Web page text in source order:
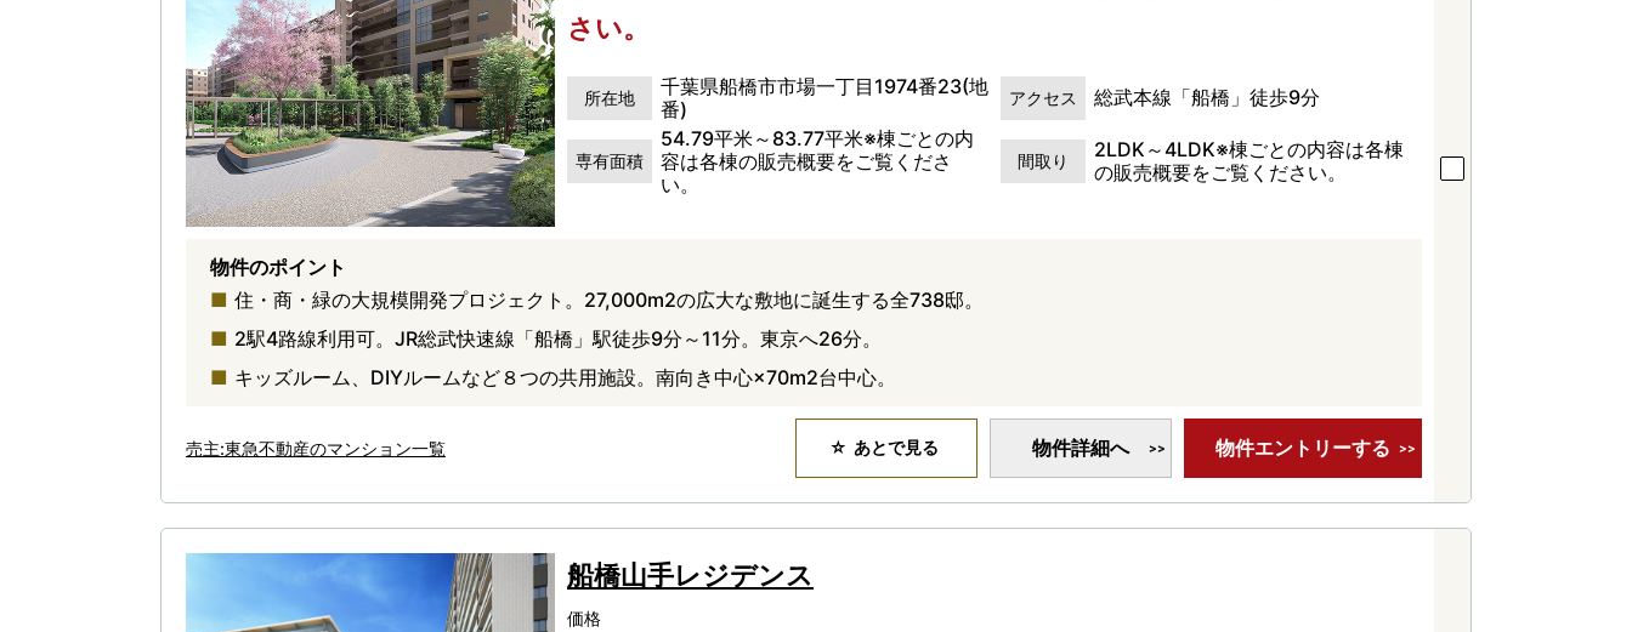
さい。
所在地
千葉県船橋市市場一丁目1974番23(地
番)
アクセス 総武本線「船橋」徒歩9分
専有面積
54.79平米～83.77平米※棟ごとの内
容は各棟の販売概要をご覧くださ
い。
間取り
2LDK～4LDK※棟ごとの内容は各棟
の販売概要をご覧ください。
物件のポイント
住・商・緑の大規模開発プロジェクト。27,000m2の広大な敷地に誕生する全738邸。
2駅4路線利用可。JR総武快速線「船橋」駅徒歩9分～11分。東京へ26分。
キッズルーム、DIYルームなど８つの共用施設。南向き中心×70m2台中心。
売主:東急不動産のマンション一覧 あとで見る 物件詳細へ 物件エントリーする
船橋山手レジデンス
価格